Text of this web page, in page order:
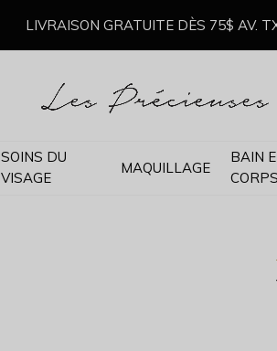
SOINS DU
VISAGE
MAQUILLAGE
BAIN
CORPS
LIVRAISON GRATUITE DÈS 75$ AV.